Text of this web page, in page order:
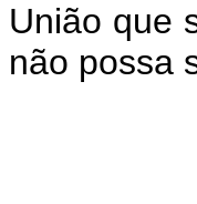
União que
não possa